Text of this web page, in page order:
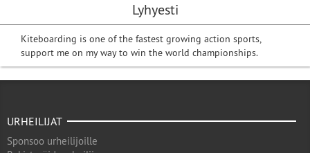
Lyhyesti
Kiteboarding is one of the fastest growing action sports,
support me on my way to win the world championships.
URHEILIJAT
Sponsoo urheilijoille